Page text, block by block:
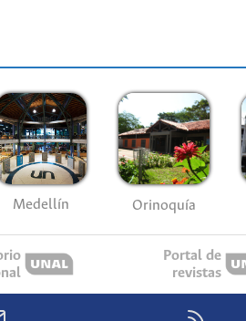
Medellín Orinoquía
Portal de
revistas